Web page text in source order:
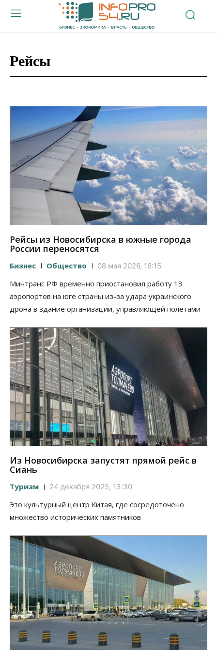
Рейсы
Рейсы из Новосибирска в южные города
России переносятся
Бизнес Общество 08 мая 2026, 16:15
Минтранс РФ временно приостановил работу 13
аэропортов на юге страны из-за удара украинского
дрона в здание организации, управляющей полетами
Из Новосибирска запустят прямой рейс в
Сиань
Туризм 24 декабря 2025, 13:30
Это культурный центр Китая, где сосредоточено
множество исторических памятников